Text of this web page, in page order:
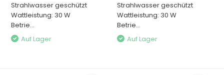
Strahlwasser geschützt
Wattleistung: 30 W
Betrie...
Auf Lager
Strahlwasser geschützt
Wattleistung: 30 W
Betrie...
Auf Lager